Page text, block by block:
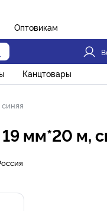
Оптовикам
Канцтовары
мм*20 м,